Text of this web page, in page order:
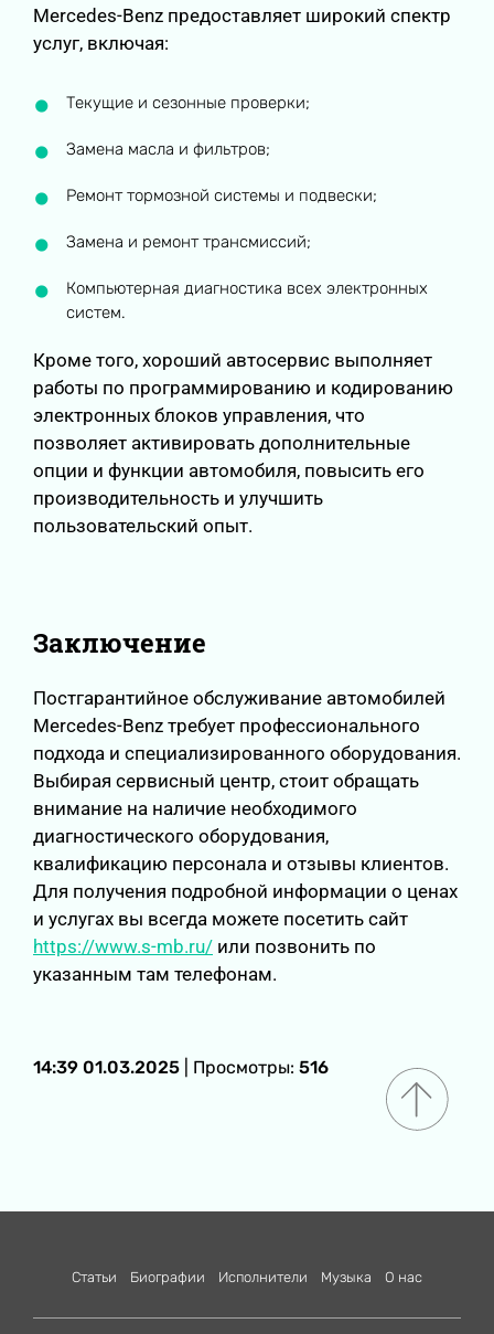
Mercedes-Benz предоставляет широкий спектр
услуг, включая:
Текущие и сезонные проверки;
Замена масла и фильтров;
Ремонт тормозной системы и подвески;
Замена и ремонт трансмиссий;
Компьютерная диагностика всех электронных
систем.
Кроме того, хороший автосервис выполняет
работы по программированию и кодированию
электронных блоков управления, что
позволяет активировать дополнительные
опции и функции автомобиля, повысить его
производительность и улучшить
пользовательский опыт.
Заключение
Постгарантийное обслуживание автомобилей
Mercedes-Benz требует профессионального
подхода и специализированного оборудования.
Выбирая сервисный центр, стоит обращать
внимание на наличие необходимого
диагностического оборудования,
квалификацию персонала и отзывы клиентов.
Для получения подробной информации о ценах
и услугах вы всегда можете посетить сайт
https://www.s-mb.ru/ или позвонить по
указанным там телефонам.
14:39 01.03.2025 | Просмотры: 516
Статьи Биографии Исполнители Музыка О нас